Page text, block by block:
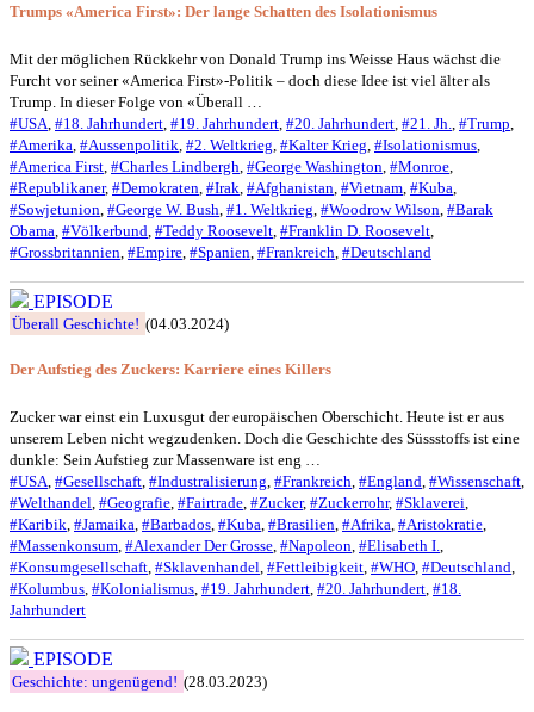
Trumps «America First»: Der lange Schatten des Isolationismus
Mit der möglichen Rückkehr von Donald Trump ins Weisse Haus wächst die
Furcht vor seiner «America First»-Politik – doch diese Idee ist viel älter als
Trump. In dieser Folge von «Überall …
#USA, #18. Jahrhundert, #19. Jahrhundert, #20. Jahrhundert, #21. Jh., #Trump,
#Amerika, #Aussenpolitik, #2. Weltkrieg, #Kalter Krieg, #Isolationismus,
#America First, #Charles Lindbergh, #George Washington, #Monroe,
#Republikaner, #Demokraten, #Irak, #Afghanistan, #Vietnam, #Kuba,
#Sowjetunion, #George W. Bush, #1. Weltkrieg, #Woodrow Wilson, #Barak
Obama, #Völkerbund, #Teddy Roosevelt, #Franklin D. Roosevelt,
#Grossbritannien, #Empire, #Spanien, #Frankreich, #Deutschland
EPISODE
Überall Geschichte! (04.03.2024)
Der Aufstieg des Zuckers: Karriere eines Killers
Zucker war einst ein Luxusgut der europäischen Oberschicht. Heute ist er aus
unserem Leben nicht wegzudenken. Doch die Geschichte des Süssstoffs ist eine
dunkle: Sein Aufstieg zur Massenware ist eng …
#USA, #Gesellschaft, #Industralisierung, #Frankreich, #England, #Wissenschaft,
#Welthandel, #Geografie, #Fairtrade, #Zucker, #Zuckerrohr, #Sklaverei,
#Karibik, #Jamaika, #Barbados, #Kuba, #Brasilien, #Afrika, #Aristokratie,
#Massenkonsum, #Alexander Der Grosse, #Napoleon, #Elisabeth I.,
#Konsumgesellschaft, #Sklavenhandel, #Fettleibigkeit, #WHO, #Deutschland,
#Kolumbus, #Kolonialismus, #19. Jahrhundert, #20. Jahrhundert, #18.
Jahrhundert
EPISODE
Geschichte: ungenügend! (28.03.2023)